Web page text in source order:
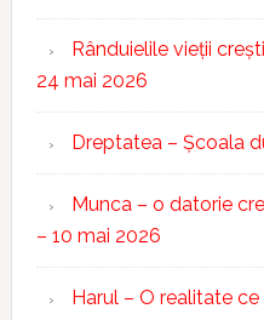
Rânduielile vieții
24 mai 2026
Dreptatea – Școala
Munca – o datorie
– 10 mai 2026
Harul – O realitate